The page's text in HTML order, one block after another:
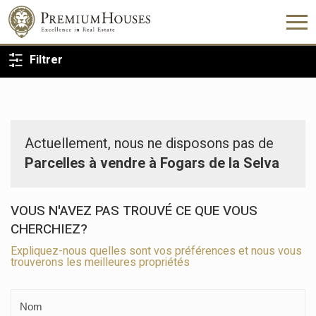
Filtrer
RETOUR À LA RECHERCHE
Actuellement, nous ne disposons pas de
Parcelles à vendre à Fogars de la Selva
VOUS N'AVEZ PAS TROUVÉ CE QUE VOUS
CHERCHIEZ?
Expliquez-nous quelles sont vos préférences et nous vous
trouverons les meilleures propriétés